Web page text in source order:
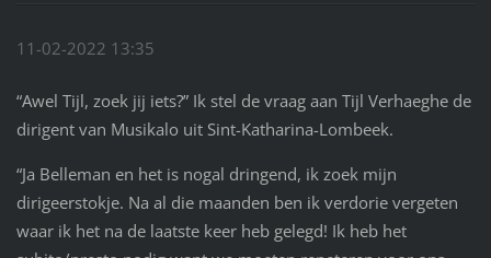
11-02-2022 13:35
“Awel Tijl, zoek jij iets?” Ik stel de vraag aan Tijl Verhaeghe de
dirigent van Musikalo uit Sint-Katharina-Lombeek.
“Ja Belleman en het is nogal dringend, ik zoek mijn
dirigeerstokje. Na al die maanden ben ik verdorie vergeten
waar ik het na de laatste keer heb gelegd! Ik heb het